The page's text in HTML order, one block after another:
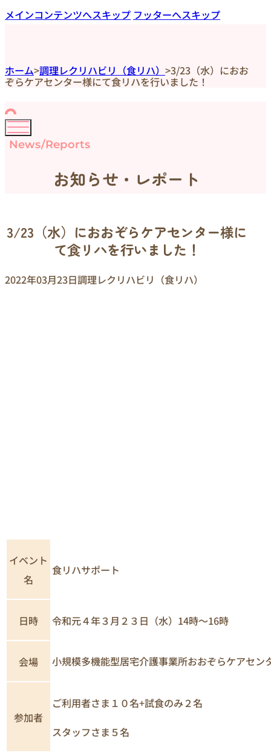
メインコンテンツへスキップ フッターへスキップ
ホーム>調理レクリハビリ（食リハ） >3/23（水）におお
ぞらケアセンター様にて食リハを行いました！
News/Reports
お知らせ・レポート
3/23（水）におおぞらケアセンター様に
て食リハを行いました！
2022年03月23日調理レクリハビリ（食リハ）
イベント
名
食リハサポート
日時 令和元４年３月２３日（水）14時～16時
会場 小規模多機能型居宅介護事業所おおぞらケアセン
参加者
ご利用者さま１０名+試食のみ２名
スタッフさま５名